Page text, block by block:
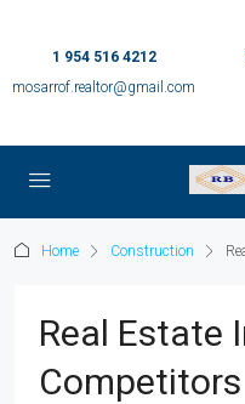
1 954 516 4212
mosarrof.realtor@gmail.com
Home Construction
Real Estate
Competitors